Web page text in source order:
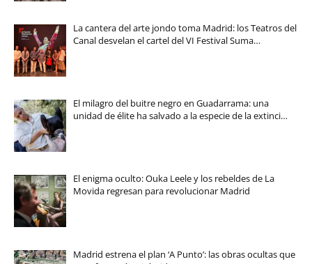
La cantera del arte jondo toma Madrid: los Teatros del
Canal desvelan el cartel del VI Festival Suma…
El milagro del buitre negro en Guadarrama: una
unidad de élite ha salvado a la especie de la extinci…
El enigma oculto: Ouka Leele y los rebeldes de La
Movida regresan para revolucionar Madrid
Madrid estrena el plan ‘A Punto’: las obras ocultas que